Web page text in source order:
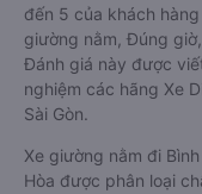
đến 5 của khách
giường nằm, Đúng
Đánh giá này được
nghiệm các hãng Xe
Sài Gòn.
Xe giường nằm đi
Hòa được phân loại